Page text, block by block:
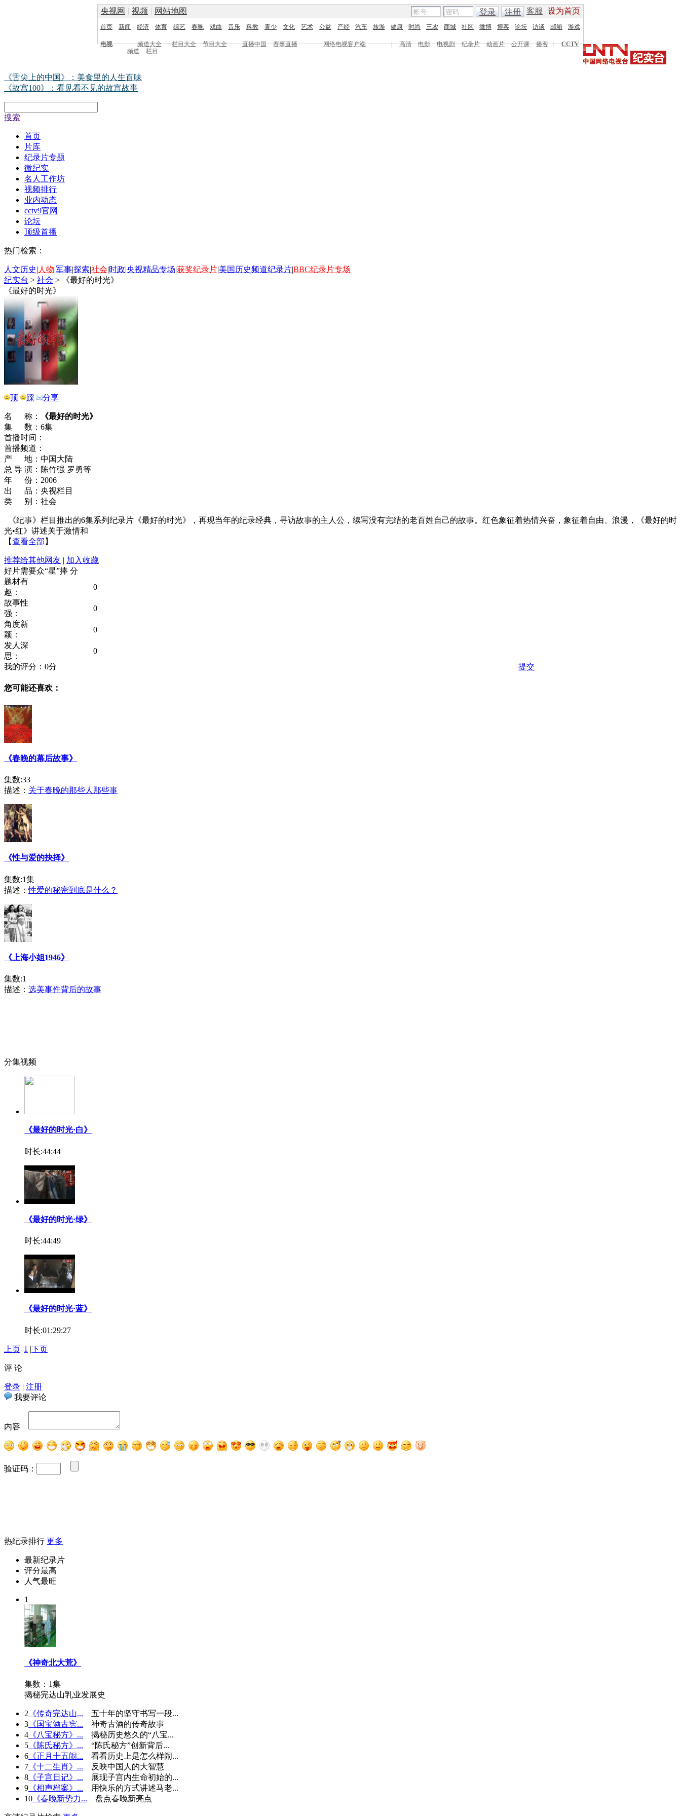
央视网 | 视频 | 网站地图 客服 设为首页
登录 注册
首页 新闻 经济 体育 综艺 春晚 戏曲 音乐 科教 青少 文化 艺术 公益 产经 汽车 旅游 健康 时尚 三农 商城 社区 微博 博客 论坛 访谈 邮箱 游戏
电视 频道大全 栏目大全 节目大全 直播中国 赛事直播 网络电视客户端 | 高清 电影 电视剧 纪录片 动画片 公开课 播客 |
CCTV
频道
栏目
《舌尖上的中国》：美食里的人生百味
《故宫100》：看见看不见的故宫故事
搜索
首页
片库
纪录片专题
微纪实
名人工作坊
视频排行
业内动态
cctv9官网
论坛
顶级首播
热门检索：
人文历史| 人物|军事|探索|社会|时政|央视精品专场|获奖纪录片|美国历史频道纪录片|BBC纪录片专场
纪实台 > 社会 >
《最好的时光》
《最好的时光》
顶 踩 分享
名 称：
《最好的时光》
集 数：6集
首播时间：
首播频道：
产 地：中国大陆
总 导 演：陈竹强 罗勇等
年 份：2006
出 品：央视栏目
类 别：社会
《纪事》栏目推出的6集系列纪录片《最好的时光》，再现当年的纪录经典，寻访故事的主人公，续写没有完结的老百姓自己的故事。红色象征着热情兴奋，象征着自由、浪漫，《最好的时
光•红》讲述关于激情和
【查看全部 】
推荐给其他网友 | 加入收藏
好片需要众“星”捧 分
题材有
趣：
0
故事性
强：
0
角度新
颖：
0
发人深
思：
0
我的评分： 0分 提交
您可能还喜欢：
《春晚的幕后故事》
集数:33
描述： 关于春晚的那些人那些事
《性与爱的抉择》
集数:1集
描述：性爱的秘密到底是什么？
《上海小姐1946》
集数:1
描述： 选美事件背后的故事
分集视频
《最好的时光·白》
时长:44:44
《最好的时光·绿》
时长:44:49
《最好的时光·蓝》
时长:01:29:27
上页| 1 |下页
评 论
登录 | 注册
我要评论
内容
验证码：
热纪录排行 更多
最新纪录片
评分最高
人气最旺
1
《神奇北大荒》
集数：1集
揭秘完达山乳业发展史
2 《传奇完达山...
五十年的坚守书写一段...
3 《国宝酒古窖...
神奇古酒的传奇故事
4 《八宝秘方》...
揭秘历史悠久的“八宝...
5 《陈氏秘方》...
“陈氏秘方”创新背后...
6 《正月十五闹...
看看历史上是怎么样闹...
7 《十二生肖》...
反映中国人的大智慧
8 《子宫日记》...
展现子宫内生命初始的...
9 《相声档案》...
用快乐的方式讲述马老...
10 《春晚新势力... 盘点春晚新亮点